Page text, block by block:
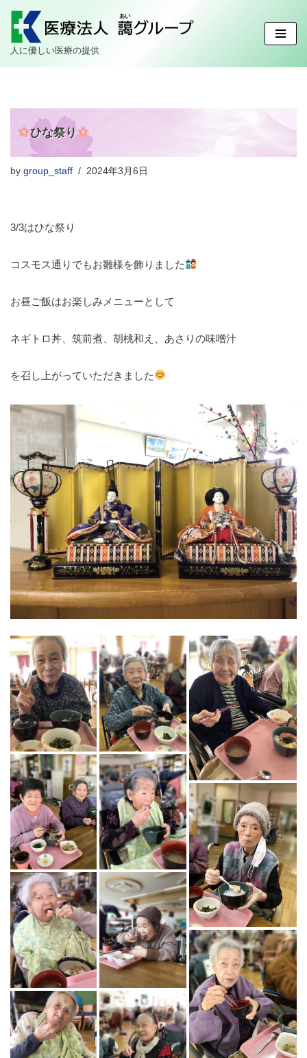
コ
ン
テ
ス
ッ
人に優しい医療の提供
ひな祭り
by group_staff 2024年3月6日
3/3はひな祭り
コスモス通りでもお雛様を飾りました
お昼ご飯はお楽しみメニューとして
ネギトロ丼、筑前煮、胡桃和え、あさりの味噌汁
を召し上がっていただきました